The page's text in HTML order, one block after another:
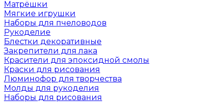
Матрёшки
Мягкие игрушки
Наборы для пчеловодов
Рукоделие
Блестки декоративные
Закрепители для лака
Красители для эпоксидной смолы
Краски для рисования
Люминофор для творчества
Молды для рукоделия
Наборы для рисования